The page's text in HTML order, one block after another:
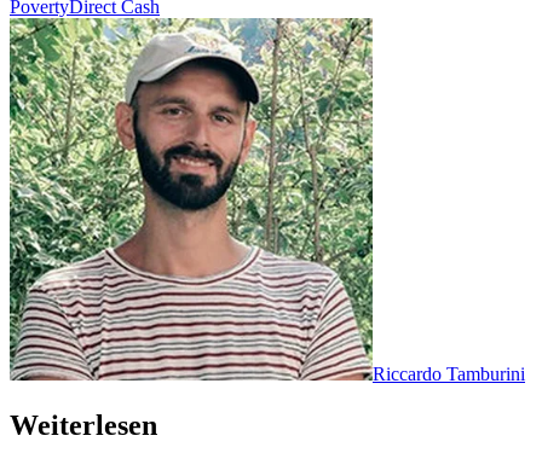
PovertyDirect Cash
Riccardo Tamburini
Weiterlesen